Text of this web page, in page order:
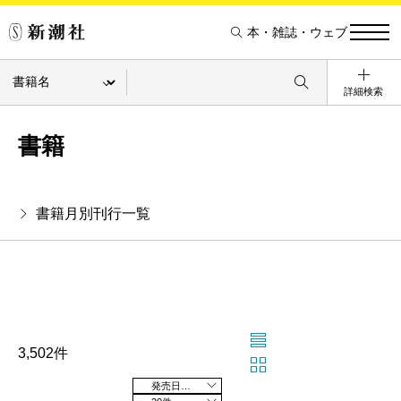
本・雑誌・ウェブ
詳細検索
書籍
書籍月別刊行一覧
3,502件